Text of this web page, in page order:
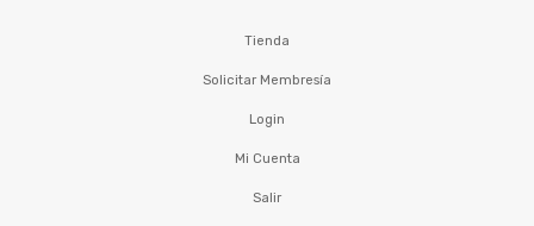
Tienda
Solicitar Membresía
Login
Mi Cuenta
Salir